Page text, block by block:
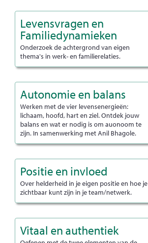
Levensvragen en
Familiedynamieken
Onderzoek de achtergrond van eigen
thema's in werk- en familierelaties.
Autonomie en balans
Werken met de vier levensenergieën:
lichaam, hoofd, hart en ziel. Ontdek jouw
balans en wat er nodig is om auonoom te
zijn. In samenwerking met Anil Bhagole.
Positie en invloed
Over helderheid in je eigen positie en hoe je
zichtbaar kunt zijn in je team/netwerk.
Vitaal en authentiek